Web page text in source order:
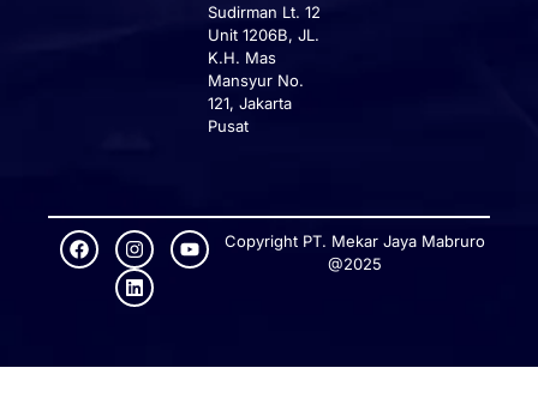
Sudirman Lt. 12
Unit 1206B, JL.
K.H. Mas
Mansyur No.
121, Jakarta
Pusat
Copyright PT. Mekar Jaya Mabruro
@2025